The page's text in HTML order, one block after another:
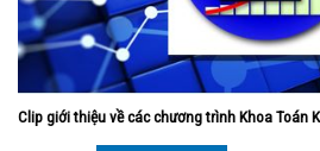
Clip giới thiệu về các chương trình Khoa Toán